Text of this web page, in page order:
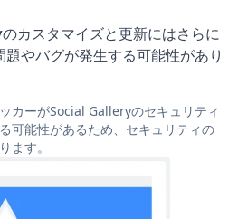
カスタマイズと更新にはさらに
やバグが発生する可能性があり
カーがSocial Galleryのセキュリティ
可能性があるため、セキュリティの
ます。